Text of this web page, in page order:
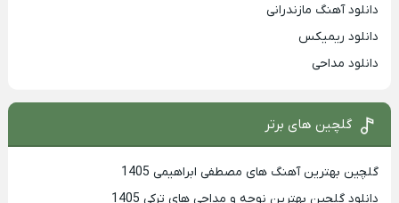
دانلود آهنگ مازندرانی
دانلود ریمیکس
دانلود مداحی
گلچین های برتر
گلچین بهترین آهنگ های مصطفی ابراهیمی 1405
دانلود گلچین بهترین نوحه و مداحی های ترکی 1405